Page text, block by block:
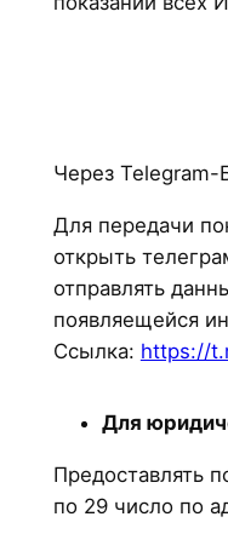
Через Telegram-
Для передачи
открыть
отправлять
появляещейся
Ссылка: https://
Для
Предоставлять
по 29 число по